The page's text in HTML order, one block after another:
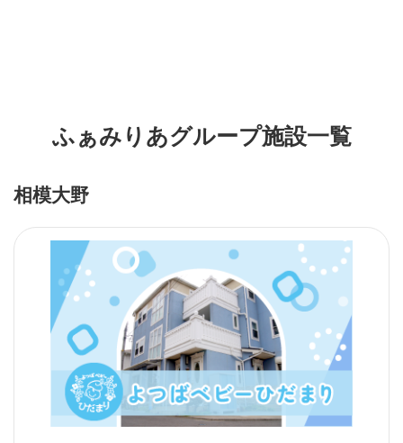
ふぁみりあグループ施設一覧
相模大野